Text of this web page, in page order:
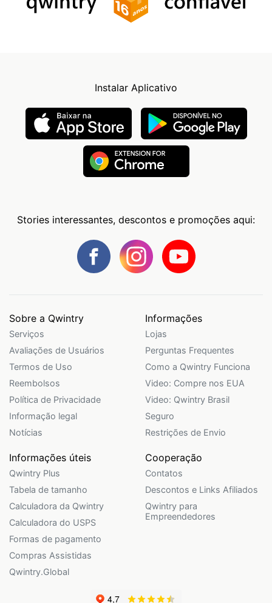
Instalar Aplicativo
Stories interessantes, descontos e promoções aqui:
Sobre a Qwintry
Serviços
Avaliações de Usuários
Termos de Uso
Reembolsos
Política de Privacidade
Informação legal
Notícias
Informações
Lojas
Perguntas Frequentes
Como a Qwintry Funciona
Video: Compre nos EUA
Video: Qwintry Brasil
Seguro
Restrições de Envio
Informações úteis
Qwintry Plus
Tabela de tamanho
Calculadora da Qwintry
Calculadora do USPS
Formas de pagamento
Compras Assistidas
Qwintry.Global
Cooperação
Contatos
Descontos e Links Afiliados
Qwintry para
Empreendedores